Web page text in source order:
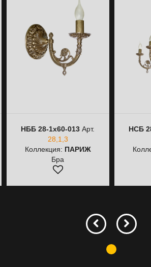
НББ 28-1х60-013 Арт.
28,1,3
Коллекция: ПАРИЖ
Бра
НСБ